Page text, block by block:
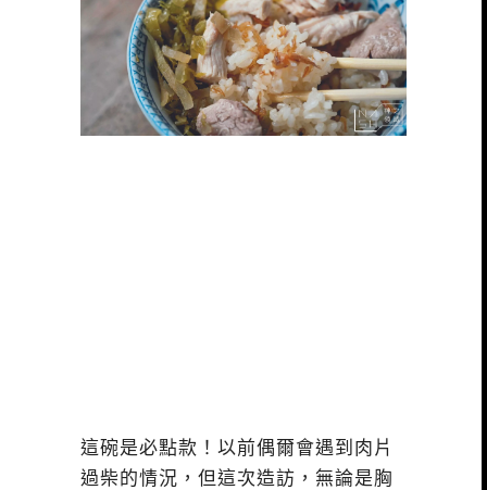
這碗是必點款！以前偶爾會遇到肉片
過柴的情況，但這次造訪，無論是胸